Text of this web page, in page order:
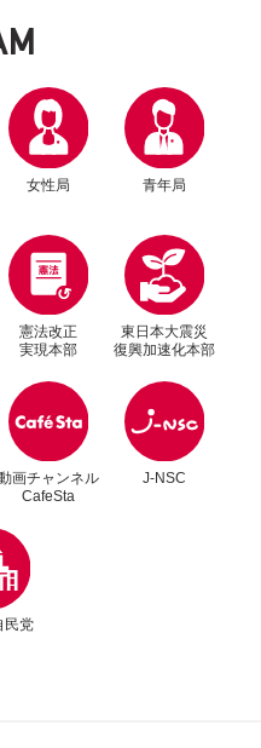
M
女性局 青年局
憲法改正
実現本部
東日本大震災
復興加速化本部
画チャンネル
CafeSta
J-NSC
民党
ウリンク